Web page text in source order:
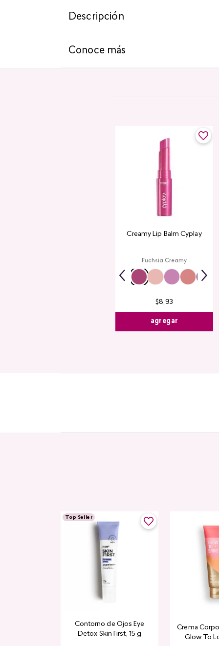
Descripción
Conoce más
Creamy Lip Balm Cyplay
Fuchsia Creamy
$8,93
agregar
Top Seller
Contorno de Ojos Eye
Detox Skin First, 15 g
Crema
Glow To